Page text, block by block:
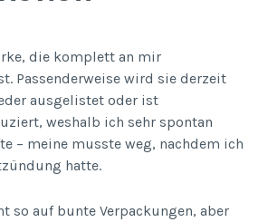
die komplett an mir
Passenderweise wird sie derzeit
ausgelistet oder ist
weshalb ich sehr spontan
– meine musste weg, nachdem ich
hatte.
so auf bunte Verpackungen, aber